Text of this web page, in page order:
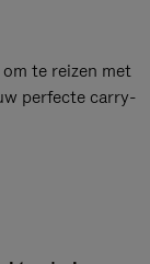
te reizen met
perfecte carry-